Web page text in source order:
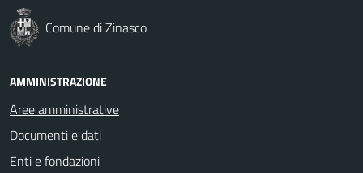
Comune di Zinasco
AMMINISTRAZIONE
Aree amministrative
Documenti e dati
Enti e fondazioni